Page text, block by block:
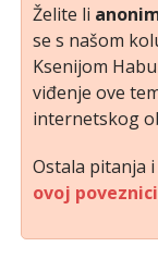
Želite li
se s našom
Ksenijom
viđenje ove
internetskog
Ostala pitanja
ovoj poveznici